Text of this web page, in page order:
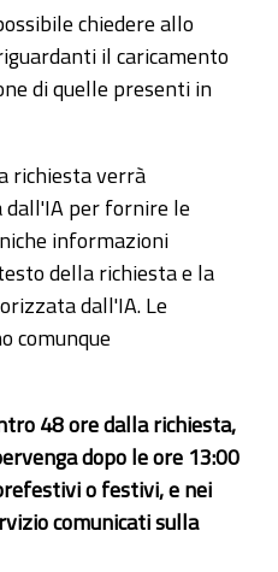
chiedere allo
il caricamento
di quelle presenti in
richiesta verrà
per fornire le
informazioni
della richiesta e la
dall'IA. Le
comunque
48 ore dalla richiesta,
dopo le ore 13:00
o festivi, e nei
comunicati sulla